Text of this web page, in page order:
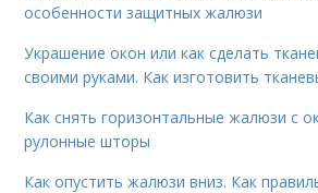
особенности защитных жалюзи
Украшение окон или как сделать
своими руками. Как изготовить
Как снять горизонтальные жалюзи с
рулонные шторы
Как опустить жалюзи вниз. Как